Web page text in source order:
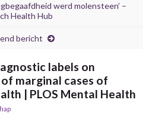
werd molensteen’ –
Health Hub
bericht
labels on
marginal cases of
| PLOS Mental Health